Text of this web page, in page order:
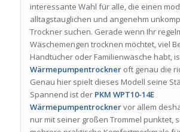
interessante Wahl für alle, die einen
alltagstauglichen und angenehm
Trockner suchen. Gerade wenn Ihr
Wäschemengen trocknen möchtet, viel
Handtücher oder Familienwäsche habt,
Wärmepumpentrockneroft genau die
Genau hier spielt dieses Modell seine
Spannend ist der PKM WPT10-14E
Wärmepumpentrocknervor allem
nur mit seiner großen Trommel punktet,